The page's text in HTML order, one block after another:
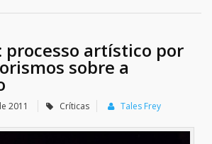
processo artístico por
sobre a
2011 Críticas Tales Frey